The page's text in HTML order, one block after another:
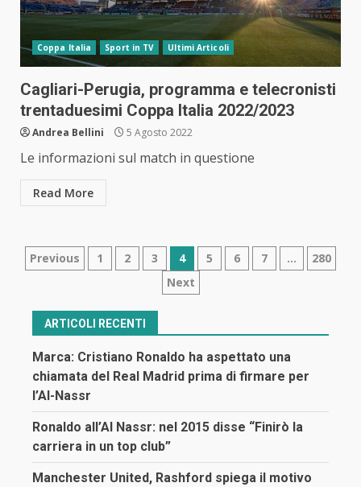
Coppa Italia Sport in TV Ultimi Articoli
Cagliari-Perugia, programma e telecronisti
trentaduesimi Coppa Italia 2022/2023
Andrea Bellini 5 Agosto 2022
Le informazioni sul match in questione
Read More
Navigazione
Previous 1 2 3 4 5 6 7 …
280
Next
ARTICOLI RECENTI
Marca: Cristiano Ronaldo ha aspettato una
chiamata del Real Madrid prima di firmare per
l’Al-Nassr
Ronaldo all’Al Nassr: nel 2015 disse “Finirò la
carriera in un top club”
Manchester United, Rashford spiega il motivo